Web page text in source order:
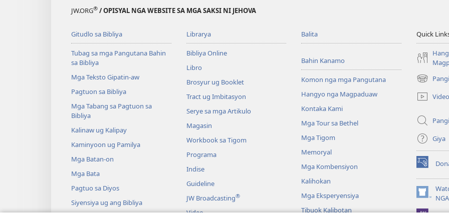
JW.ORG® / OPISYAL NGA WEBSITE SA MGA SAKSI NI JEHOVA
Gitudlo sa Bibliya
Tubag sa mga Pangutana Bahin
sa Bibliya
Mga Teksto Gipatin-aw
Pagtuon sa Bibliya
Mga Tabang sa Pagtuon sa
Bibliya
Kalinaw ug Kalipay
Kaminyoon ug Pamilya
Mga Batan-on
Mga Bata
Pagtuo sa Diyos
Siyensiya ug ang Bibliya
Librarya
Bibliya Online
Libro
Brosyur ug Booklet
Tract ug Imbitasyon
Serye sa mga Artikulo
Magasin
Workbook sa Tigom
Programa
Indise
Guideline
JW Broadcasting®
Video
Balita
Bahin Kanamo
Komon nga mga Pangutana
Hangyo nga Magpaduaw
Kontaka Kami
Mga Tour sa Bethel
Mga Tigom
Memoryal
Mga Kombensiyon
Kalihokan
Mga Eksperyensiya
Tibuok Kalibotan
Quick
(mo-
open
ug
ong
Video
Giya
(mo-
open
ug
bag-
window)
(mo-
open